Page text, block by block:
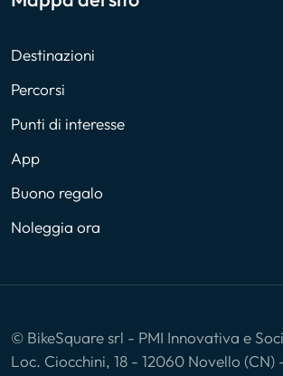
Destinazioni
Percorsi
Punti di interesse
App
Buono regalo
Noleggia ora
© BikeSquare srl - PMI Innovativa e
Loc. Ciocchini, 18 - 12060 Novello (CN)